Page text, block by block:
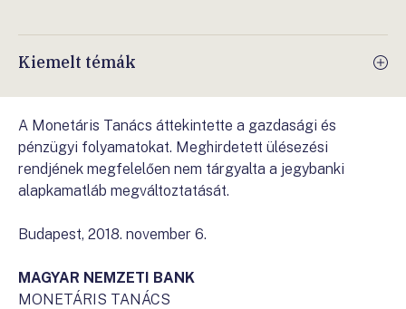
Kiemelt témák
A Monetáris Tanács áttekintette a gazdasági és
pénzügyi folyamatokat. Meghirdetett ülésezési
rendjének megfelelően nem tárgyalta a jegybanki
alapkamatláb megváltoztatását.
Budapest, 2018. november 6.
MAGYAR NEMZETI BANK
MONETÁRIS TANÁCS